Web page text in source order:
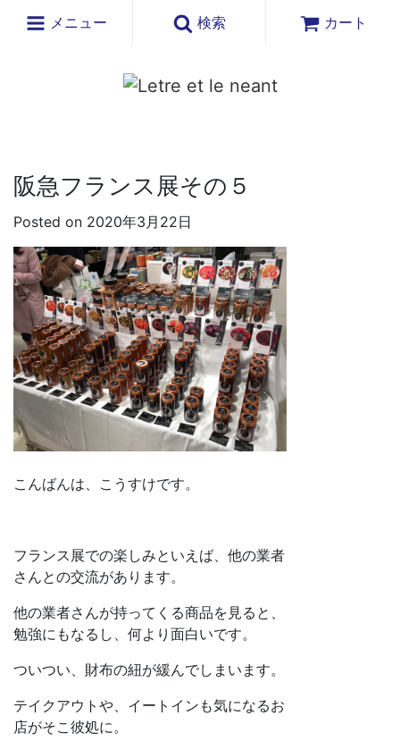
メニュー 検索 カート
阪急フランス展その５
Posted on 2020年3月22日
こんばんは、こうすけです。
フランス展での楽しみといえば、他の業者
さんとの交流があります。
他の業者さんが持ってくる商品を見ると、
勉強にもなるし、何より面白いです。
ついつい、財布の紐が緩んでしまいます。
テイクアウトや、イートインも気になるお
店がそこ彼処に。